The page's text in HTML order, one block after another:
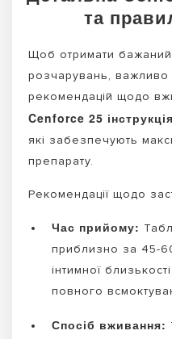
та
Щоб отримати бажаний
розчарувань, важливо
рекомендацій щодо
Cenforce 25 інструкція
які забезпечують
препарату.
Рекомендації щодо
Час прийому:
приблизно за 45-
інтимної
повного
Спосіб вживання: